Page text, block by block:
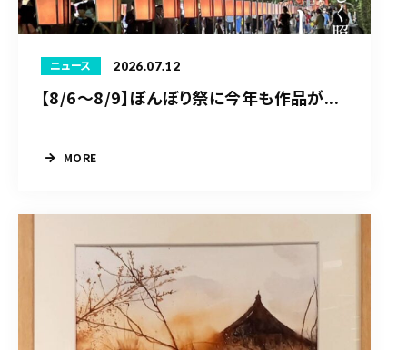
ニュース 2026.07.12
【8/6〜8/9】ぼんぼり祭に今年も作品が...
MORE